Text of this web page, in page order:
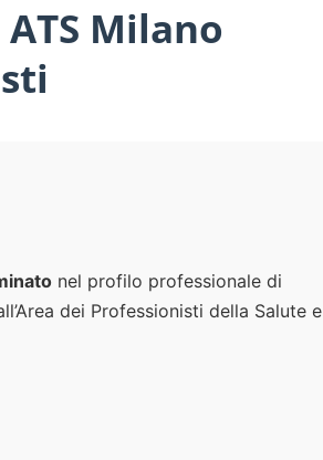
Milano
nel profilo professionale di
dei Professionisti della Salute e